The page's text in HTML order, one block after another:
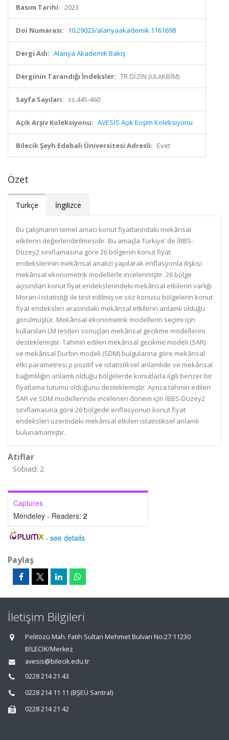
Basım Tarihi: 2023
Doi Numarası: 10.29023/alanyaakademik.1161698
Dergi Adı: Alanya Akademik Bakış
Derginin Tarandığı İndeksler: TR DİZİN (ULAKBİM)
Sayfa Sayıları: ss.445-460
Açık Arşiv Koleksiyonu: AVESİS Açık Erişim Koleksiyonu
Bilecik Şeyh Edebali Üniversitesi Adresli: Evet
Özet
Türkçe İngilizce
Bu çalışmanın temel amacı konut fiyatlarındaki mekânsal
etkilerin değerlendirilmesidir. Bu amaçla Türkiye’ de İBBS-
Düzey2 sınıflamasına göre 26 bölgenin konut fiyat
endekslerinin mekânsal analizi yapılarak enflasyonla ilişkisi
mekânsal ekonometrik modellerle incelenmiştir. 26 bölge
açısından konut fiyat endekslerindeki mekânsal etkilerin varlığı
Moran-I istatistiği ile test edilmiş ve söz konusu bölgelerin konut
fiyat endeksleri arasındaki mekânsal etkilerin anlamlı olduğu
görülmüştür. Mekânsal ekonometrik modellerin seçimi için
kullanılan LM testleri sonuçları mekânsal gecikme modellerini
desteklemiştir. Tahmin edilen mekânsal gecikme modeli (SAR)
ve mekânsal Durbin modeli (SDM) bulgularına göre mekânsal
etki parametresi ρ pozitif ve istatistiksel anlamlıdır ve mekânsal
bağımlılığın anlamlı olduğu bölgelerde konutlarla ilgili benzer bir
fiyatlama tutumu olduğunu desteklemiştir. Ayrıca tahmin edilen
SAR ve SDM modellerinde incelenen dönem için İBBS-Düzey2
sınıflamasına göre 26 bölgede enflasyonun konut fiyat
endeksleri üzerindeki mekânsal etkileri istatistiksel anlamlı
bulunamamıştır.
Atıflar
Sobiad: 2
Captures
Mendeley - Readers: 2
- see details
Paylaş
İletişim Bilgileri
Pelitözü Mah. Fatih Sultan Mehmet Bulvarı No:27 11230
BİLECİK/Merkez
avesis@bilecik.edu.tr
0228 214 21 43
0228 214 11 11 (BŞEÜ Santral)
0228 214 21 42